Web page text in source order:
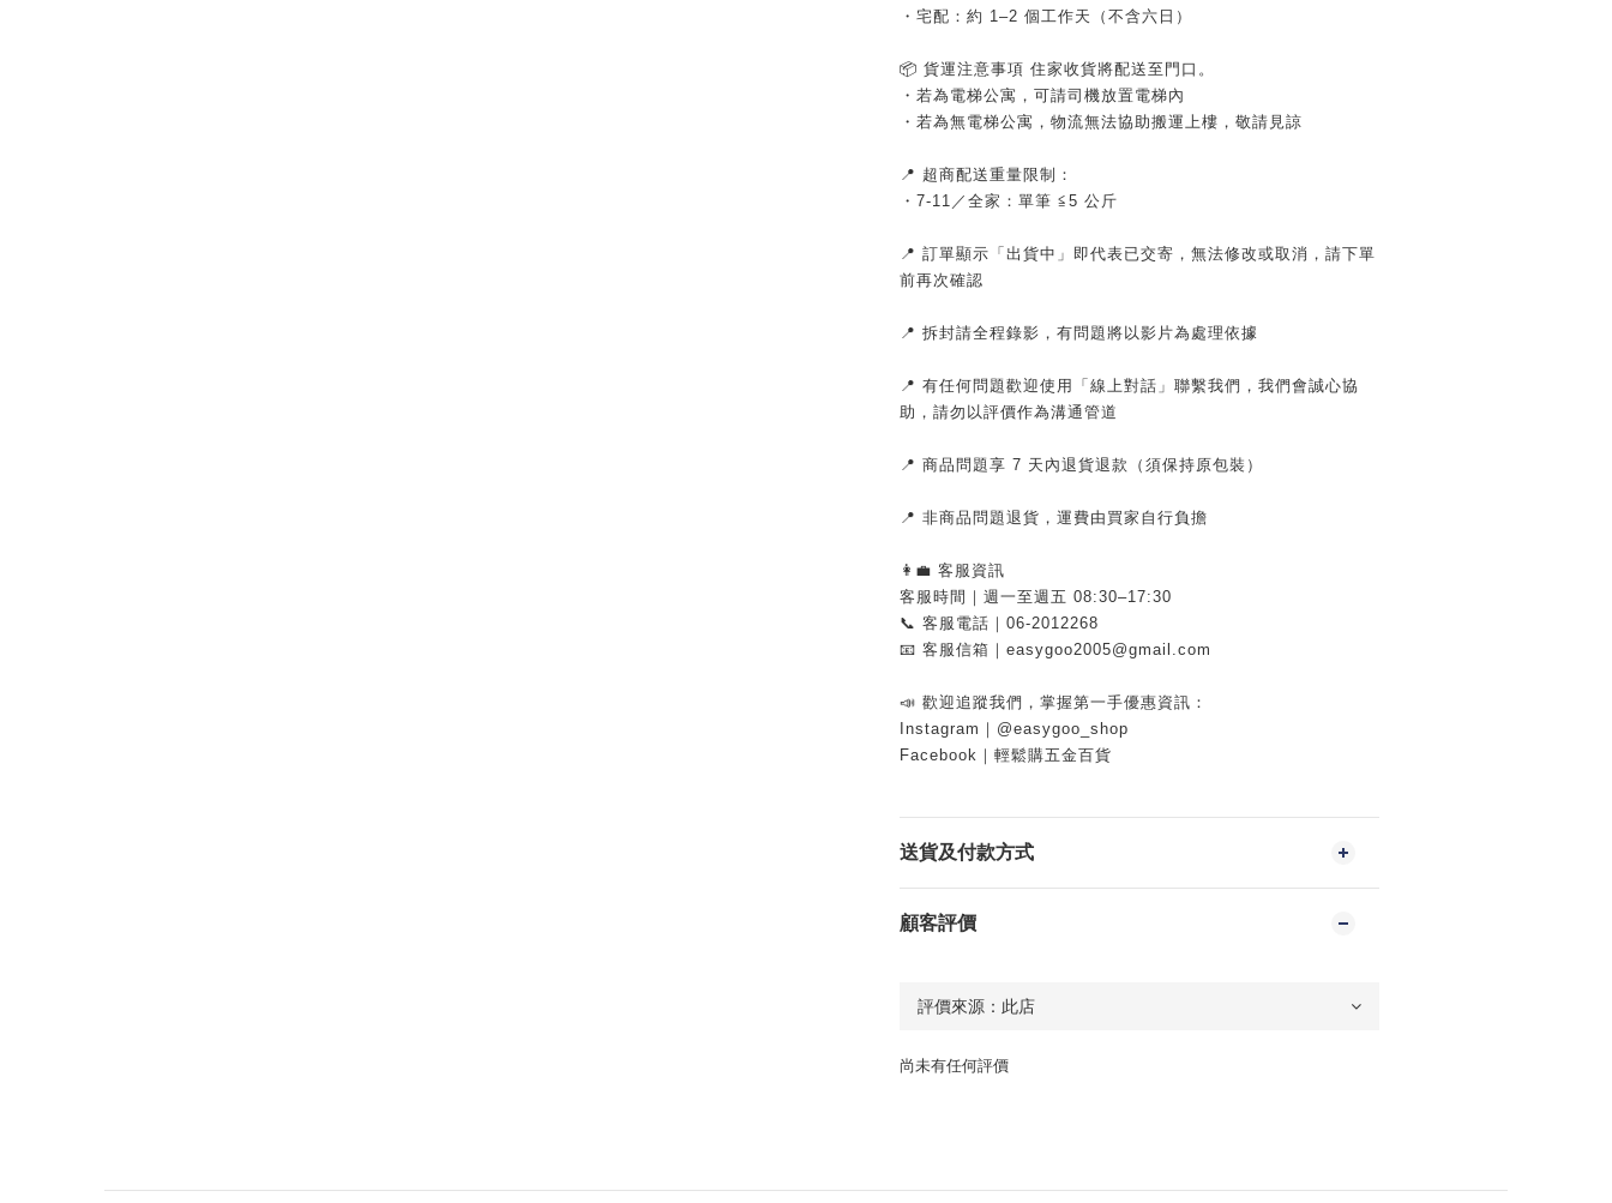
・宅配：約 1–2 個工作天（不含六日）
📦 貨運注意事項 住家收貨將配送至門口。
・若為電梯公寓，可請司機放置電梯內
・若為無電梯公寓，物流無法協助搬運上樓，敬請見諒
📍 超商配送重量限制：
・7-11／全家：單筆 ≦5 公斤
📍 訂單顯示「出貨中」即代表已交寄，無法修改或取消，請下單
前再次確認
📍 拆封請全程錄影，有問題將以影片為處理依據
📍 有任何問題歡迎使用「線上對話」聯繫我們，我們會誠心協
助，請勿以評價作為溝通管道
📍 商品問題享 7 天內退貨退款（須保持原包裝）
📍 非商品問題退貨，運費由買家自行負擔
👩‍💼 客服資訊
客服時間｜週一至週五 08:30–17:30
📞 客服電話｜06-2012268
📧 客服信箱｜easygoo2005@gmail.com
📣 歡迎追蹤我們，掌握第一手優惠資訊：
Instagram｜@easygoo_shop
Facebook｜輕鬆購五金百貨
送貨及付款方式
顧客評價
尚未有任何評價